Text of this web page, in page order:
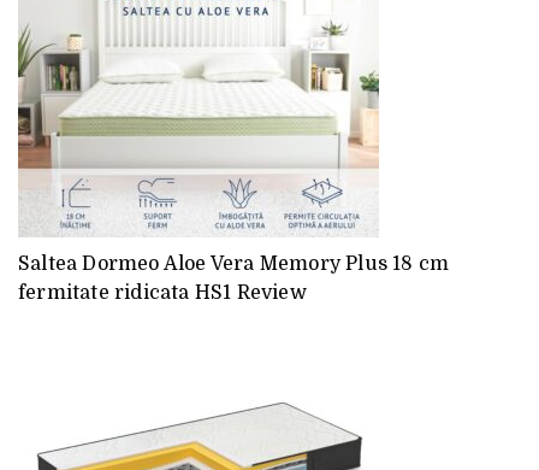
Saltea Dormeo Aloe Vera Memory Plus 18 cm
fermitate ridicata HS1 Review